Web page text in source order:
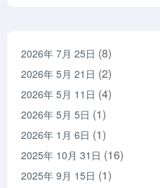
2026年 7月 25日 (8)
2026年 5月 21日 (2)
2026年 5月 11日 (4)
2026年 5月 5日 (1)
2026年 1月 6日 (1)
2025年 10月 31日 (16)
2025年 9月 15日 (1)